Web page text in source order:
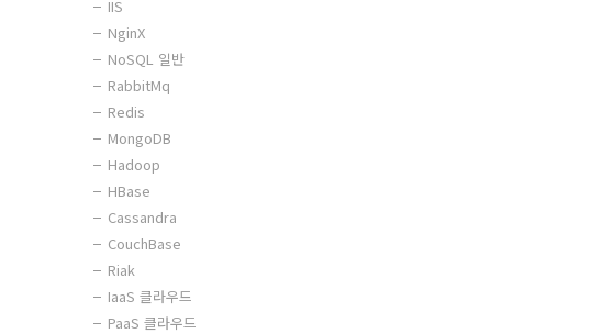
IIS
NginX
NoSQL 일반
RabbitMq
Redis
MongoDB
Hadoop
HBase
Cassandra
CouchBase
Riak
IaaS 클라우드
PaaS 클라우드